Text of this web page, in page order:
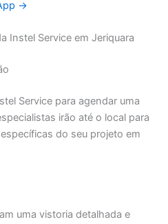
→
Instel Service em Jeriquara
Service para agendar uma
irão até o local para
do seu projeto em
uma vistoria detalhada e